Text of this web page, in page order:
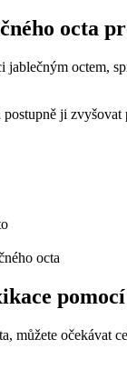
octa
octem,
ji
můžete